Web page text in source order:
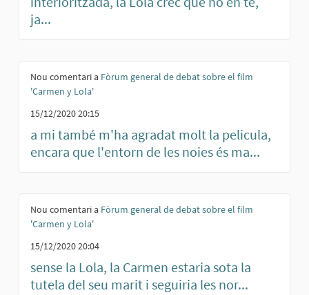
ja...
Nou comentari a Fòrum general de debat sobre el film
'Carmen y Lola'
15/12/2020 20:15
a mi també m'ha agradat molt la pelicula,
encara que l'entorn de les noies és ma...
Nou comentari a Fòrum general de debat sobre el film
'Carmen y Lola'
15/12/2020 20:04
sense la Lola, la Carmen estaria sota la
tutela del seu marit i seguiria les nor...